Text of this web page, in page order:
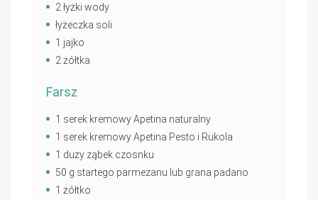
2 łyżki wody
łyżeczka soli
1 jajko
2 żółtka
Farsz
1 serek kremowy Apetina naturalny
1 serek kremowy Apetina Pesto i Rukola
1 duży ząbek czosnku
50 g startego parmezanu lub grana padano
1 żółtko